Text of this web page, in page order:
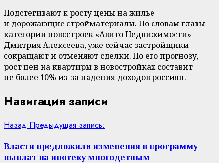
Подстегивают к росту цены на жилье
и дорожающие стройматериалы. По словам главы
категории новостроек «Авито Недвижимости»
Дмитрия Алексеева, уже сейчас застройщики
сокращают и отменяют сделки. По его прогнозу,
рост цен на квартиры в новостройках составит
не более 10% из-за падения доходов россиян.
Навигация записи
Назад Предыдущая запись:
Власти предложили изменения в программу
выплат на ипотеку многодетным